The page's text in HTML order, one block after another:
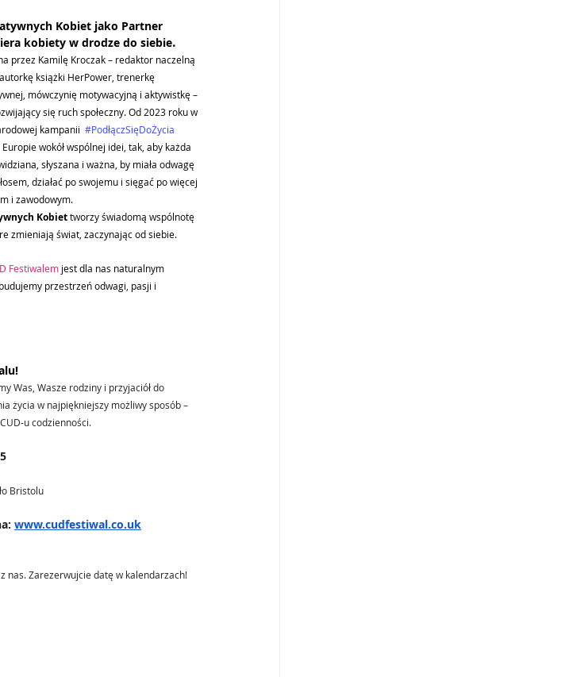
Kobiet jako Partner
kobiety w drodze do siebie.
przez Kamilę Kroczak – redaktor naczelną
książki HerPower, trenerkę
mówczynię motywacyjną i aktywistkę –
się ruch społeczny. Od 2023 roku w
kampanii #PodłączSięDoŻycia
Europie wokół wspólnej idei, tak, aby każda
słyszana i ważna, by miała odwagę
działać po swojemu i sięgać po więcej
i zawodowym.
Kobiet tworzy świadomą wspólnotę
zmieniają świat, zaczynając od siebie.
Festiwalem jest dla nas naturalnym
przestrzeń odwagi, pasji i
Was, Wasze rodziny i przyjaciół do
życia w najpiękniejszy możliwy sposób –
u codzienności.
Bristolu
www.cudfestiwal.co.uk
nas. Zarezerwujcie datę w kalendarzach!